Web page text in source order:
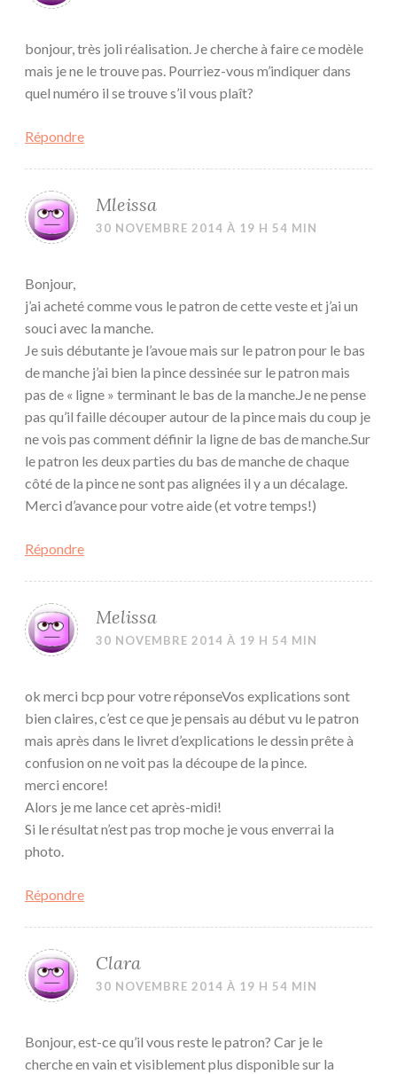
bonjour, très joli réalisation. Je cherche à faire ce modèle
mais je ne le trouve pas. Pourriez-vous m’indiquer dans
quel numéro il se trouve s’il vous plaît?
Répondre
Mleissa
30 NOVEMBRE 2014 À 19 H 54 MIN
Bonjour,
j’ai acheté comme vous le patron de cette veste et j’ai un
souci avec la manche.
Je suis débutante je l’avoue mais sur le patron pour le bas
de manche j’ai bien la pince dessinée sur le patron mais
pas de « ligne » terminant le bas de la manche.Je ne pense
pas qu’il faille découper autour de la pince mais du coup je
ne vois pas comment définir la ligne de bas de manche.Sur
le patron les deux parties du bas de manche de chaque
côté de la pince ne sont pas alignées il y a un décalage.
Merci d’avance pour votre aide (et votre temps!)
Répondre
Melissa
30 NOVEMBRE 2014 À 19 H 54 MIN
ok merci bcp pour votre réponseVos explications sont
bien claires, c’est ce que je pensais au début vu le patron
mais après dans le livret d’explications le dessin prête à
confusion on ne voit pas la découpe de la pince.
merci encore!
Alors je me lance cet après-midi!
Si le résultat n’est pas trop moche je vous enverrai la
photo.
Répondre
Clara
30 NOVEMBRE 2014 À 19 H 54 MIN
Bonjour, est-ce qu’il vous reste le patron? Car je le
cherche en vain et visiblement plus disponible sur la